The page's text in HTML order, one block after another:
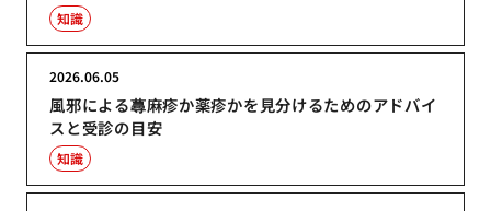
知識
風邪による蕁麻疹か薬疹かを見分けるためのアドバイ
スと受診の目安
2026.06.05
知識